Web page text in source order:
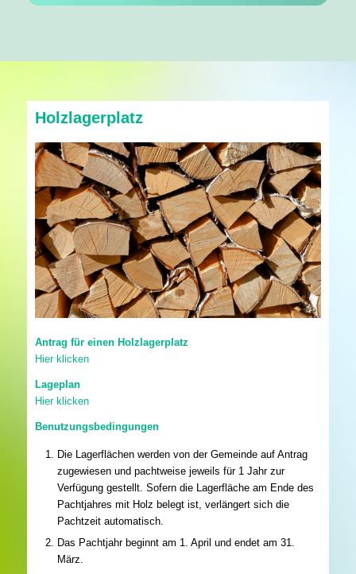
Holzlagerplatz
Antrag für einen Holzlagerplatz
Hier klicken
Lageplan
Hier klicken
Benutzungsbedingungen
Die Lagerflächen werden von der Gemeinde auf Antrag
zugewiesen und pachtweise jeweils für 1 Jahr zur
Verfügung gestellt. Sofern die Lagerfläche am Ende des
Pachtjahres mit Holz belegt ist, verlängert sich die
Pachtzeit automatisch.
Das Pachtjahr beginnt am 1. April und endet am 31.
März.